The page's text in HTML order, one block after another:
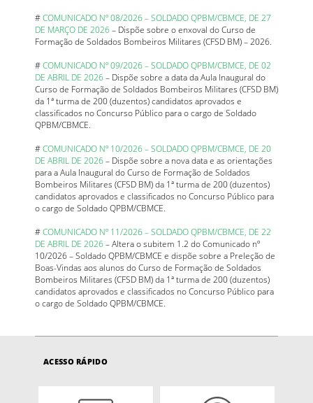
#COMUNICADO Nº 08/2026 – SOLDADO QPBM/CBMCE, DE 27
DE MARÇO DE 2026– Dispõe sobre o enxoval do Curso de
Formação de Soldados Bombeiros Militares (CFSD BM) – 2026.
#COMUNICADO Nº 09/2026 – SOLDADO QPBM/CBMCE, DE 02
DE ABRIL DE 2026– Dispõe sobre a data da Aula Inaugural do
Curso de Formação de Soldados Bombeiros Militares (CFSD BM)
da 1ª turma de 200 (duzentos) candidatos aprovados e
classificados no Concurso Público para o cargo de Soldado
QPBM/CBMCE.
#COMUNICADO Nº 10/2026 – SOLDADO QPBM/CBMCE, DE 20
DE ABRIL DE 2026– Dispõe sobre a nova data e as orientações
para a Aula Inaugural do Curso de Formação de Soldados
Bombeiros Militares (CFSD BM) da 1ª turma de 200 (duzentos)
candidatos aprovados e classificados no Concurso Público para
o cargo de Soldado QPBM/CBMCE.
#COMUNICADO Nº 11/2026 – SOLDADO QPBM/CBMCE, DE 22
DE ABRIL DE 2026– Altera o subitem 1.2 do Comunicado nº
10/2026 – Soldado QPBM/CBMCE e dispõe sobre a Preleção de
Boas-Vindas aos alunos do Curso de Formação de Soldados
Bombeiros Militares (CFSD BM) da 1ª turma de 200 (duzentos)
candidatos aprovados e classificados no Concurso Público para
o cargo de Soldado QPBM/CBMCE.
ACESSO RÁPIDO